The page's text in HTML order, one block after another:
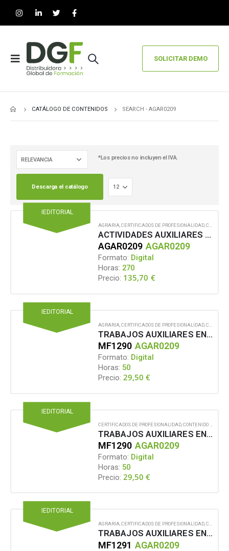
SOLICITAR DEMO
CATÁLOGO DE CONTENIDOS SEARCH - AGAR0209
*Los precios no incluyen el IVA.
Descarga el catálogo
IEDITORIAL
AGRARIA CERTIFICADOS DE PROFESIONALIDAD CONTENIDO EN FORMATO DIGITAL
ACTIVIDADES AUXILIARES EN APROVECHAMIENTOS FORESTALES
AGAR0209 AGAR0209
Formato: Digital
Horas: 270
Precio: 135,70 €
IEDITORIAL
AGRARIA CERTIFICADOS DE PROFESIONALIDAD CONTENIDO EN FORMATO DIGITAL
TRABAJOS AUXILIARES EN APROVECHAMIENTOS MADEREROS
MF1290 AGAR0209
Formato: Digital
Horas: 50
Precio: 29,50€
IEDITORIAL
CERTIFICADOS DE PROFESIONALIDAD CONTENIDO EN FORMATO DIGITAL
TRABAJOS AUXILIARES EN APROVECHAMIENTOS MADEREROS
MF1290 AGAR0209
Formato: Digital
Horas: 50
Precio: 29,50€
IEDITORIAL
AGRARIA,CERTIFICADOS DE PROFESIONALIDAD,CONTENIDO EN FORMATO DIGITAL
TRABAJOS AUXILIARES EN OPERACIONES DE DESCORCHE
MF1291 AGAR0209